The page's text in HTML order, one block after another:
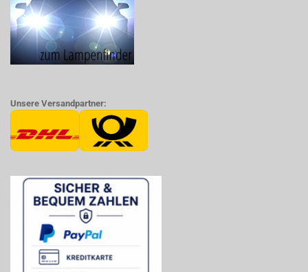
Unsere Versandpartner: